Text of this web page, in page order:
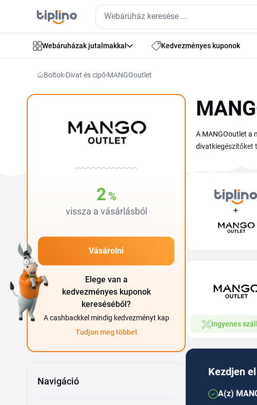
Webáruházak jutalmakkal Kedvezményes kuponok
Boltok Divat és cipő MANGOoutlet
2 %
vissza a vásárlásból
Vásárolni
Elege van a
kedvezményes kuponok
kereséséből?
A cashbackkel mindig kedvezményt kap
Tudjon meg többet
Navigáció
A MANGOoutlet a
divatkiegészítőket
találsz. Egy
áron lehetnek a
+
Ingyenes
Kezdjen
A(z)